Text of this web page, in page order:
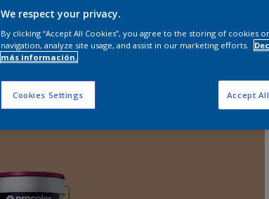
We respect your privacy.
By clicking “Accept All Cookies”, you agree to the storing of cookies
navigation, analyze site usage, and assist in our marketing efforts.
más información.
Cookies Settings Accept